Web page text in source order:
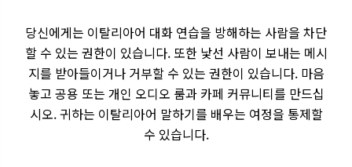
당신에게는 이탈리아어 대화 연습을 방해하는 사람을 차단
할 수 있는 권한이 있습니다. 또한 낯선 사람이 보내는 메시
지를 받아들이거나 거부할 수 있는 권한이 있습니다. 마음
놓고 공용 또는 개인 오디오 룸과 카페 커뮤니티를 만드십
시오. 귀하는 이탈리아어 말하기를 배우는 여정을 통제할
수 있습니다.